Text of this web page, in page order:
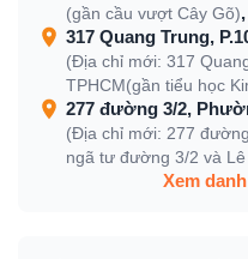
(gần cầu vượt Cây Gõ)
317 Quang Trung,
(Địa chỉ mới: 317
TPHCM(gần tiểu học
277 đường 3/2,
(Địa chỉ mới: 277
ngã tư đường 3/2 và
Xem